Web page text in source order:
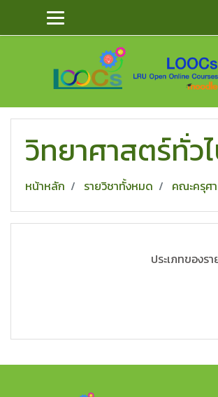
ข้ามไปยังเนื้อหาหลัก
วิทยาศาสตร์ทั่ว
หน้าหลัก รายวิชาทั้งหมด คณะครุศ
ประเภทของรา